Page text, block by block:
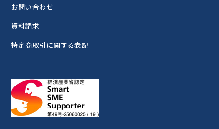
お問い合わせ
資料請求
特定商取引に関する表記